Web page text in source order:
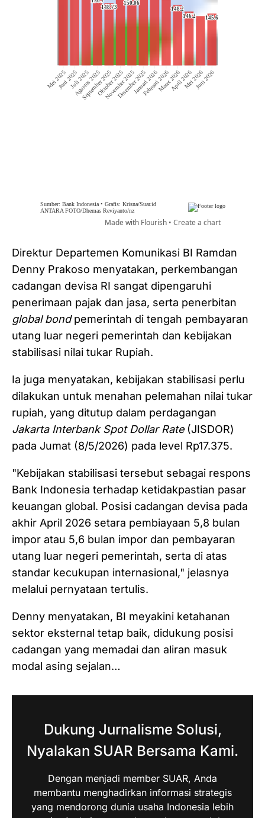
Direktur Departemen Komunikasi BI Ramdan
Denny Prakoso menyatakan, perkembangan
cadangan devisa RI sangat dipengaruhi
penerimaan pajak dan jasa, serta penerbitan
global bondpemerintah di tengah pembayaran
utang luar negeri pemerintah dan kebijakan
stabilisasi nilai tukar Rupiah.
Ia juga menyatakan, kebijakan stabilisasi perlu
dilakukan untuk menahan pelemahan nilai tukar
rupiah, yang ditutup dalam perdagangan
Jakarta Interbank Spot Dollar Rate (JISDOR)
pada Jumat (8/5/2026) pada level Rp17.375.
"Kebijakan stabilisasi tersebut sebagai respons
Bank Indonesia terhadap ketidakpastian pasar
keuangan global. Posisi cadangan devisa pada
akhir April 2026 setara pembiayaan 5,8 bulan
impor atau 5,6 bulan impor dan pembayaran
utang luar negeri pemerintah, serta di atas
standar kecukupan internasional," jelasnya
melalui pernyataan tertulis.
Denny menyatakan, BI meyakini ketahanan
sektor eksternal tetap baik, didukung posisi
cadangan yang memadai dan aliran masuk
modal asing sejalan…
Dukung Jurnalisme Solusi,
Nyalakan SUAR Bersama Kami.
Dengan menjadi member SUAR, Anda
membantu menghadirkan informasi strategis
yang mendorong dunia usaha Indonesia lebih